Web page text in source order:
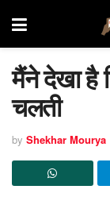
मैंने देखा है
चलती
by Shekhar Mourya